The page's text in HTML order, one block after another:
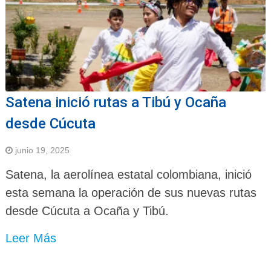
Satena inició rutas a Tibú y Ocaña
desde Cúcuta
junio 19, 2025
Satena, la aerolínea estatal colombiana, inició
esta semana la operación de sus nuevas rutas
desde Cúcuta a Ocaña y Tibú.
Leer Más